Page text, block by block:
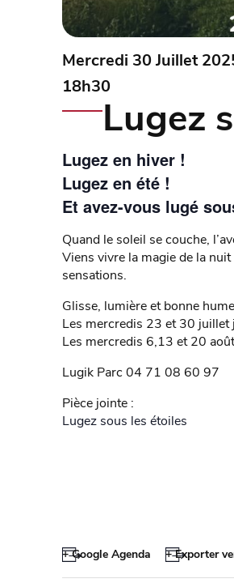
Mercredi 30 Juillet
18h30
Lugez
Lugez en hiver !
Lugez en été !
Et avez-vous lugé
Quand le soleil se couche,
Viens vivre la magie de la
sensations.
Glisse, lumière et bonne
Les mercredis 23 et 30 juillet
Les mercredis 6,13 et 20
Lugik Parc 04 71 08 60 97
Pièce jointe :
Lugez sous les étoiles
+ Google Agenda + Exporter